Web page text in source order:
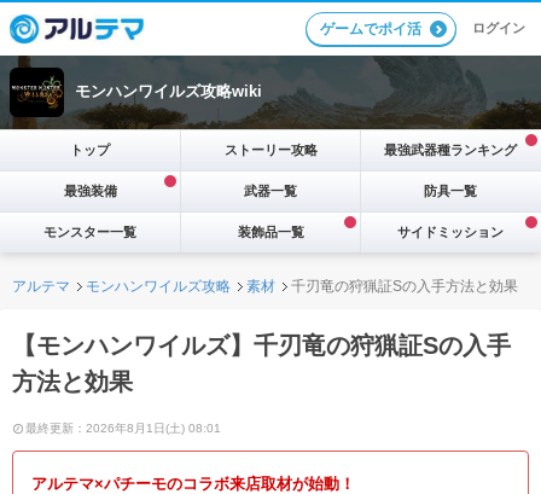
ゲームでポイ活 ログイン
モンハンワイルズ攻略wiki
トップ ストーリー攻略 最強武器種ランキング
最強装備 武器一覧 防具一覧
モンスター一覧 装飾品一覧 サイドミッション
アルテマ モンハンワイルズ攻略 素材 千刃竜の狩猟証Sの入手方法と効果
【モンハンワイルズ】千刃竜の狩猟証Sの入手
方法と効果
最終更新：2026年8月1日(土) 08:01
アルテマ×パチーモのコラボ来店取材が始動！